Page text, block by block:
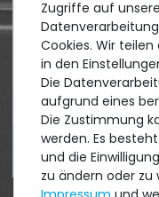
managing.
DAVID G.
aus
Tres Cantos
4.96 /5.00
Zugriffe auf
Cookies. Wir
in den
Die
aufgrund eines
Die Zustimmung
werden. Es
und die
zu ändern oder zu